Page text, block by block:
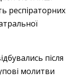
респіраторних
після
молитви